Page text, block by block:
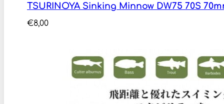
TSURINOYA Sinking Minnow DW75 70S
€8,00